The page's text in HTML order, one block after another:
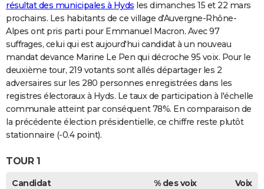
résultat des municipales à Hyds les dimanches 15 et 22 mars
prochains. Les habitants de ce village d'Auvergne-Rhône-
Alpes ont pris parti pour Emmanuel Macron. Avec 97
suffrages, celui qui est aujourd'hui candidat à un nouveau
mandat devance Marine Le Pen qui décroche 95 voix. Pour le
deuxième tour, 219 votants sont allés départager les 2
adversaires sur les 280 personnes enregistrées dans les
registres électoraux à Hyds. Le taux de participation à l'échelle
communale atteint par conséquent 78%. En comparaison de
la précédente élection présidentielle, ce chiffre reste plutôt
stationnaire (-0.4 point).
TOUR 1
Candidat % des voix
Voix